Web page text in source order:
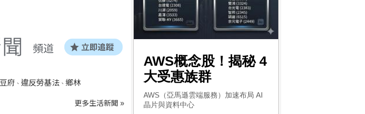
豆府 、 違反勞基法、 鄉林
更多生活新聞 »